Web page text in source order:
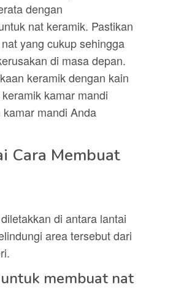
dengan
nat keramik. Pastikan
yang cukup sehingga
di masa depan.
keramik dengan kain
kamar mandi
mandi Anda
Cara Membuat
di antara lantai
area tersebut dari
membuat nat